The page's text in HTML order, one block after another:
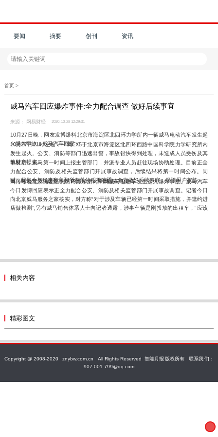
要闻 摘要 创刊 资讯
首页 >
威马汽车回应爆炸事件:全力配合调查 做好后续事宜
来源： 网易财经 2020-10-28 12:29:31
10月27日晚，网友发博爆料北京市海淀区北四环力学所内一辆威马电动汽车发生起
火爆炸事故。威马汽车回应：
10月27日21时左右，一辆EX5于北京市海淀区北四环西路中国科学院力学研究所内
发生起火。公安、消防等部门迅速出警，事故很快得到处理，未造成人员受伤及其
他财产损失。
事发后，威马第一时间上报主管部门，并派专业人员赶往现场协助处理。目前正全
力配合公安、消防及相关监管部门开展事故调查，后续结果将第一时间公布。同
时，我们会与当事车主和所在单位积极沟通，全力做好后续事宜，保障用户权益。
威马电动车又现爆炸事故 内部人士：原因或在电池
网传昨晚北京海淀区北四环力学所内一辆威马电动车发生起火爆炸事故。威马汽车
今日发博回应表示正全力配合公安、消防及相关监管部门开展事故调查。记者今日
向北京威马服务之家核实，对方称“对于涉及车辆已经第一时间采取措施，并邀约进
店做检测”;另有威马销售体系人士向记者透露，涉事车辆是刚投放的出租车，“应该
相关内容
精彩图文
Copyright @ 2008-2020 znybw.com.cn All Rights Reserved 智能月报 版权所有 联系我 们：
907 001 799@qq.com